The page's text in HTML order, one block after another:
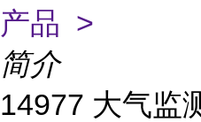
产品 >
简介
14977 大气监